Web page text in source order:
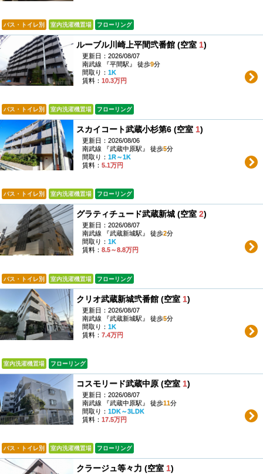
バス・トイレ別 室内洗濯機置場 フローリング
ルーブル川崎上平間弐番館 (空室 1)
更新日：2026/08/07
南武線 『平間駅』 徒歩9分
間取り： 1K
賃料： 10.3万円
バス・トイレ別 室内洗濯機置場 フローリング
スカイコート武蔵小杉第6 (空室 1)
更新日：2026/08/06
南武線 『武蔵中原駅』 徒歩5分
間取り： 1R～1K
賃料： 5.1万円
バス・トイレ別 室内洗濯機置場 フローリング
グラティチュード武蔵新城 (空室 2)
更新日：2026/08/07
南武線 『武蔵新城駅』 徒歩2分
間取り： 1K
賃料： 8.5～8.8万円
バス・トイレ別 室内洗濯機置場 フローリング
クリオ武蔵新城弐番館 (空室 1)
更新日：2026/08/07
南武線 『武蔵新城駅』 徒歩5分
間取り： 1K
賃料： 7.4万円
室内洗濯機置場 フローリング
コスモリード武蔵中原 (空室 1)
更新日：2026/08/07
南武線 『武蔵中原駅』 徒歩11分
間取り： 1DK～3LDK
賃料： 17.5万円
バス・トイレ別 室内洗濯機置場 フローリング
クラージュ等々力 (空室 1)